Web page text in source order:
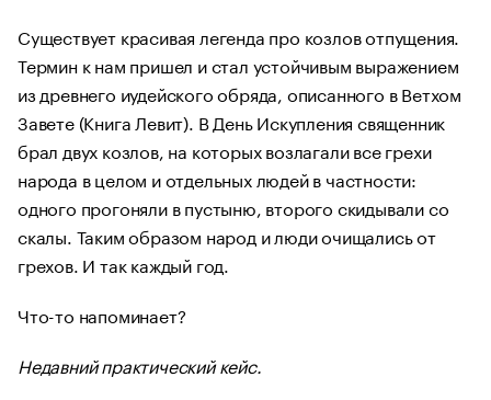
Существует красивая легенда про козлов отпущения.
Термин к нам пришел и стал устойчивым выражением
из древнего иудейского обряда, описанного в Ветхом
Завете (Книга Левит). В День Искупления священник
брал двух козлов, на которых возлагали все грехи
народа в целом и отдельных людей в частности:
одного прогоняли в пустыню, второго скидывали со
скалы. Таким образом народ и люди очищались от
грехов. И так каждый год.
Что-то напоминает?
Недавний практический кейс.